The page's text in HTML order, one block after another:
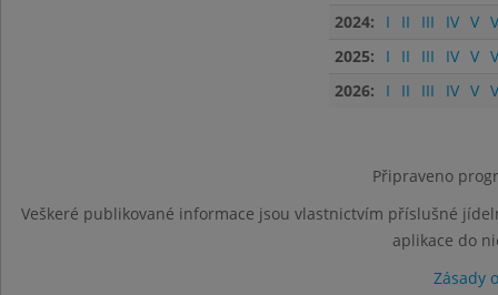
2024:
I II III IV V
2025:
I II III IV V
2026:
I II III IV V
Připraveno
Veškeré publikované informace jsou vlastnictvím příslušné
aplikace do
Zásady